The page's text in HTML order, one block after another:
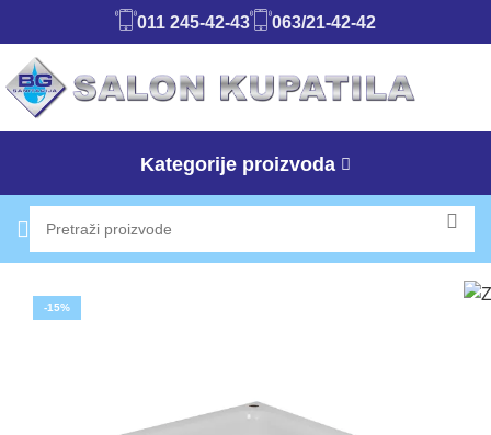
011 245-42-43 063/21-42-42
Kategorije proizvoda
-15%